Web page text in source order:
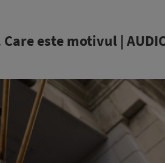
este motivul |